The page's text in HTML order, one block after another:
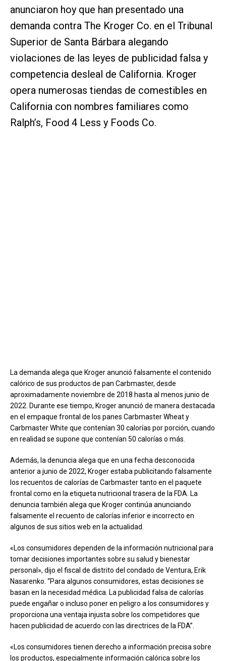
anunciaron hoy que han presentado una
demanda contra The Kroger Co. en el Tribunal
Superior de Santa Bárbara alegando
violaciones de las leyes de publicidad falsa y
competencia desleal de California. Kroger
opera numerosas tiendas de comestibles en
California con nombres familiares como
Ralph’s, Food 4 Less y Foods Co.
La demanda alega que Kroger anunció falsamente el contenido
calórico de sus productos de pan Carbmaster, desde
aproximadamente noviembre de 2018 hasta al menos junio de
2022. Durante ese tiempo, Kroger anunció de manera destacada
en el empaque frontal de los panes Carbmaster Wheat y
Carbmaster White que contenían 30 calorías por porción, cuando
en realidad se supone que contenían 50 calorías o más.
Además, la denuncia alega que en una fecha desconocida
anterior a junio de 2022, Kroger estaba publicitando falsamente
los recuentos de calorías de Carbmaster tanto en el paquete
frontal como en la etiqueta nutricional trasera de la FDA. La
denuncia también alega que Kroger continúa anunciando
falsamente el recuento de calorías inferior e incorrecto en
algunos de sus sitios web en la actualidad.
«Los consumidores dependen de la información nutricional para
tomar decisiones importantes sobre su salud y bienestar
personal», dijo el fiscal de distrito del condado de Ventura, Erik
Nasarenko. “Para algunos consumidores, estas decisiones se
basan en la necesidad médica. La publicidad falsa de calorías
puede engañar o incluso poner en peligro a los consumidores y
proporciona una ventaja injusta sobre los competidores que
hacen publicidad de acuerdo con las directrices de la FDA”.
«Los consumidores tienen derecho a información precisa sobre
los productos, especialmente información calórica sobre los